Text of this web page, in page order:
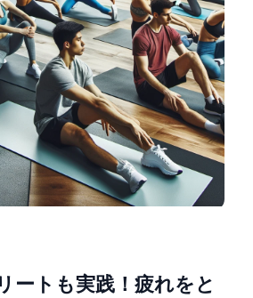
ートも実践！疲れをと